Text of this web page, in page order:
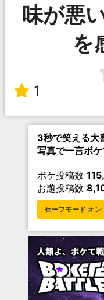
味が悪
を
1
3秒で笑える大
写真で一言ボ
ボケ投稿数
お題投稿数
セーフモード オン